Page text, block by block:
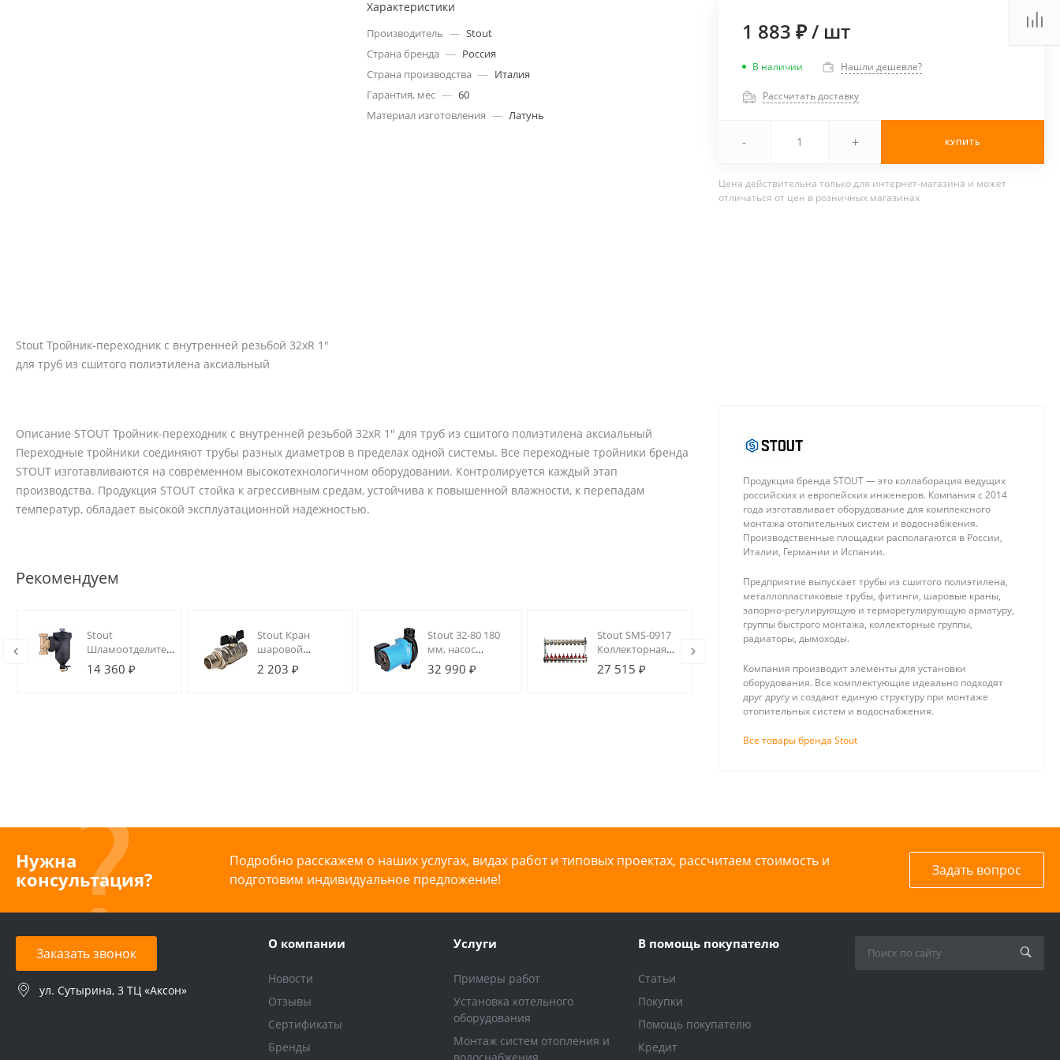
Stout Тройник-переходник с внутренней резьбой 32xR 1"
для труб из сшитого полиэтилена аксиальный
Характеристики
Производитель — Stout
Страна бренда — Россия
Страна производства — Италия
Гарантия, мес — 60
Материал изготовления — Латунь
1 883 ₽/ шт
В наличии Нашли дешевле?
Рассчитать доставку
- + КУПИТЬ
Цена действительна только для интернет-магазина и может
отличаться от цен в розничных магазинах
Описание STOUT Тройник-переходник с внутренней резьбой 32xR 1" для труб из сшитого полиэтилена аксиальный
Переходные тройники соединяют трубы разных диаметров в пределах одной системы. Все переходные тройники бренда
STOUT изготавливаются на современном высокотехнологичном оборудовании. Контролируется каждый этап
производства. Продукция STOUT стойка к агрессивным средам, устойчива к повышенной влажности, к перепадам
температур, обладает высокой эксплуатационной надежностью.
Рекомендуем
Stout
Шламоотделитель
с магнитом и
циклонным
14 360 ₽
Stout Кран
шаровой
полнопроходной,
ВР/НР, ручка
2 203 ₽
Stout 32-80 180
мм, насос
циркуляционный
3-х скоростной, с
32 990 ₽
Stout SMS-0917
Коллекторная
группа 10 вых.
из
27 515 ₽
Stout Переходник с
наружной резьбой
металлопластиковых
труб прессовой
301 ₽
Stout Угольник
аксиальный
958 ₽
Продукция бренда STOUT — это коллаборация ведущих
российских и европейских инженеров. Компания с 2014
года изготавливает оборудование для комплексного
монтажа отопительных систем и водоснабжения.
Производственные площадки располагаются в России,
Италии, Германии и Испании.
Предприятие выпускает трубы из сшитого полиэтилена,
металлопластиковые трубы, фитинги, шаровые краны,
запорно-регулирующую и терморегулирующую арматуру,
группы быстрого монтажа, коллекторные группы,
радиаторы, дымоходы.
Компания производит элементы для установки
оборудования. Все комплектующие идеально подходят
друг другу и создают единую структуру при монтаже
отопительных систем и водоснабжения.
Все товары бренда Stout
Нужна
консультация?
Подробно расскажем о наших услугах, видах работ и типовых проектах, рассчитаем стоимость и
подготовим индивидуальное предложение!
Задать вопрос
Заказать звонок
ул. Сутырина, 3 ТЦ «Аксон»
О компании
Новости
Отзывы
Сертификаты
Бренды
Услуги
Примеры работ
Установка котельного
оборудования
Монтаж систем отопления и
водоснабжения
В помощь покупателю
Статьи
Покупки
Помощь покупателю
Кредит